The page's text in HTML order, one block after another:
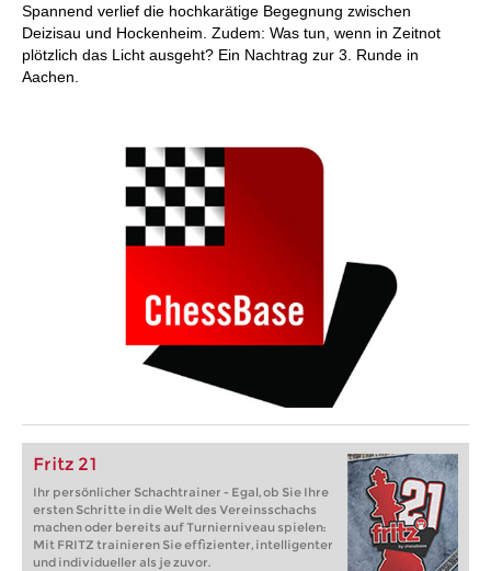
Spannend verlief die hochkarätige Begegnung zwischen
Deizisau und Hockenheim. Zudem: Was tun, wenn in Zeitnot
plötzlich das Licht ausgeht? Ein Nachtrag zur 3. Runde in
Aachen.
Fritz 21
Ihr persönlicher Schachtrainer - Egal, ob Sie Ihre
ersten Schritte in die Welt des Vereinsschachs
machen oder bereits auf Turnierniveau spielen:
Mit FRITZ trainieren Sie effizienter, intelligenter
und individueller als je zuvor.